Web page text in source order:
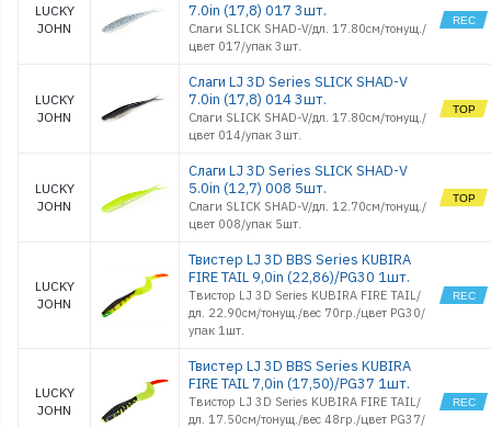
LUCKY
JOHN
7.0in (17,8) 017 3шт.
Слаги SLICK SHAD-V/дл. 17.80см/тонущ./
цвет 017/упак 3шт.
LUCKY
JOHN
Слаги LJ 3D Series SLICK SHAD-V
7.0in (17,8) 014 3шт.
Слаги SLICK SHAD-V/дл. 17.80см/тонущ./
цвет 014/упак 3шт.
LUCKY
JOHN
Слаги LJ 3D Series SLICK SHAD-V
5.0in (12,7) 008 5шт.
Слаги SLICK SHAD-V/дл. 12.70см/тонущ./
цвет 008/упак 5шт.
LUCKY
JOHN
Твистер LJ 3D BBS Series KUBIRA
FIRE TAIL 9,0in (22,86)/PG30 1шт.
Твистор LJ 3D Series KUBIRA FIRE TAIL/
дл. 22.90см/тонущ./вес 70гр./цвет PG30/
упак 1шт.
LUCKY
JOHN
Твистер LJ 3D BBS Series KUBIRA
FIRE TAIL 7,0in (17,50)/PG37 1шт.
Твистор LJ 3D Series KUBIRA FIRE TAIL/
дл. 17.50см/тонущ./вес 48гр./цвет PG37/